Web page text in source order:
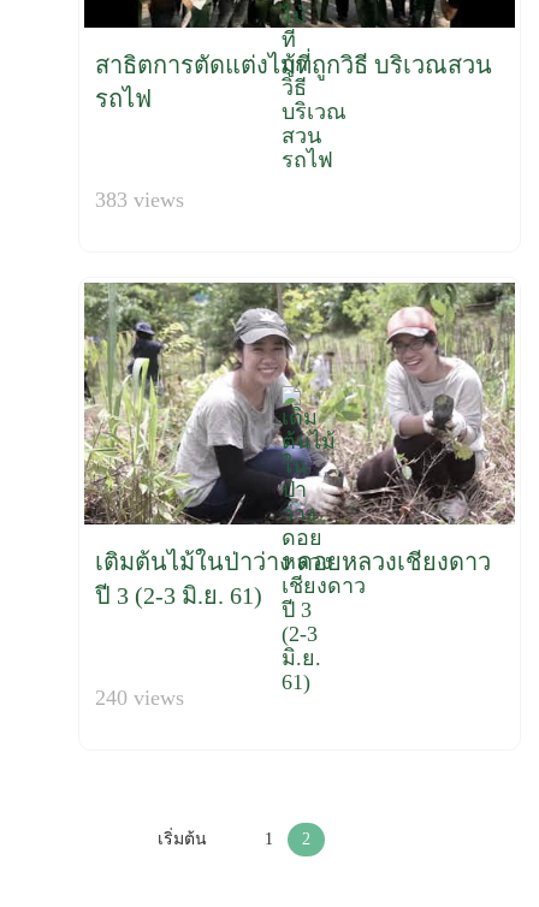
สาธิตการตัดแต่งไม้ที่ถูกวิธี บริเวณสวน
รถไฟ
383 views
เติมต้นไม้ในป่าว่าง ดอยหลวงเชียงดาว
ปี 3 (2-3 มิ.ย. 61)
240 views
เริ่มต้น 1 2